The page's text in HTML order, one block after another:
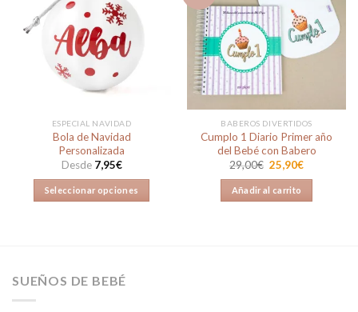
ESPECIAL NAVIDAD
Bola de Navidad
Personalizada
Desde 7,95€
Seleccionar opciones
variantes.
Añadir
a la
lista de
deseos
BABEROS DIVERTIDOS
Cumplo 1 Diario Primer año
del Bebé con Babero
29,00€ El
precio
original
era:
29,00€.
25,90€El
25,90€.
Añadir al carrito
SUEÑOS DE BEBÉ